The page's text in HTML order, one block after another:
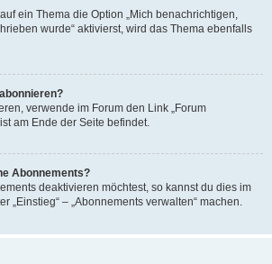
ein Thema die Option „Mich benachrichtigen,
wurde“ aktivierst, wird das Thema ebenfalls
verwende im Forum den Link „Forum
am Ende der Seite befindet.
Abonnements?
deaktivieren möchtest, so kannst du dies im
„Einstieg“ – „Abonnements verwalten“ machen.